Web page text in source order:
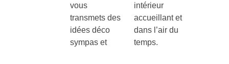
vous
transmets des
idées déco
sympas et
intérieur
accueillant et
dans l’air du
temps.